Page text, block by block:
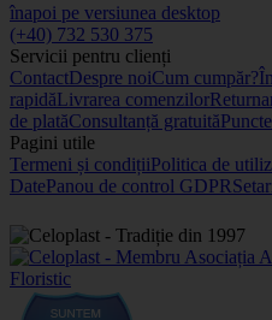
înapoi pe versiunea desktop
(+40) 732 530 375
Servicii pentru clienți
ContactDespre noiCum cumpăr?
rapidăLivrarea comenzilor
de platăConsultanță gratuită
Pagini utile
Termeni și condițiiPolitica de
DatePanou de control GDPR